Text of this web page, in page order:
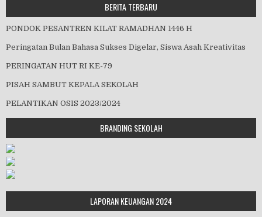
BERITA TERBARU
PONDOK PESANTREN KILAT RAMADHAN 1446 H
Peringatan Bulan Bahasa Sukses Digelar, Siswa Asah Kreativitas
PERINGATAN HUT RI KE-79
PISAH SAMBUT KEPALA SEKOLAH
PELANTIKAN OSIS 2023/2024
BRANDING SEKOLAH
LAPORAN KEUANGAN 2024